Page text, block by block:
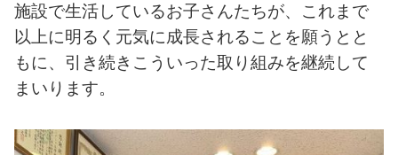
施設で生活しているお子さんたちが、これまで
以上に明るく元気に成長されることを願うとと
もに、引き続きこういった取り組みを継続して
まいります。